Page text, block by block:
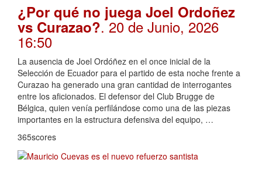
¿Por qué no juega Joel Ordoñez
vs Curazao?. 20 de Junio, 2026
16:50
La ausencia de Joel Ordóñez en el once inicial de la
Selección de Ecuador para el partido de esta noche frente a
Curazao ha generado una gran cantidad de interrogantes
entre los aficionados. El defensor del Club Brugge de
Bélgica, quien venía perfilándose como una de las piezas
importantes en la estructura defensiva del equipo, …
365scores